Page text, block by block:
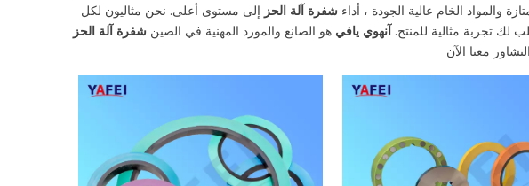
والمواد الخام عالية الجودة ، أداء شفرة آلة الحز إلى مستوى أعلى. نحن مثاليون لكل
لك تجربة مثالية للمنتج.آنهوي يافي هو الصانع والمورد المهنية في الصين شفرة آلة الحز